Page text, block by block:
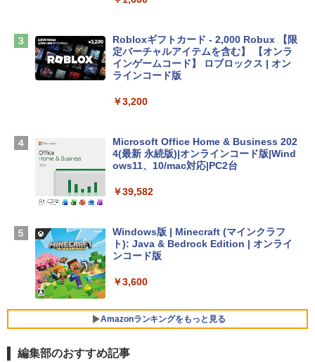
Apple 2026 MacBook Air M5チップ搭載
13インチノートブック：AIとApple Intell
igence、13.6インチLiquid Retinaディ
TB SSDストレージ、12MPセンターフレ
￥278,800
【Amazon.co.jp限定】 HP ノートパソコ
￥129,800
FMV ノートパソコン WE1-K3 (MS 365 P
VWK3E15W_AZ
Robloxギフトカード - 2,000 Robux 【限
定バーチャルアイテムを含む】 【オンラ
インゲームコード】 ロブロックス | オン
ラインコード版
￥3,200
Microsoft Office Home & Business 202
4(最新 永続版)|オンラインコード版|Wind
ows11、10/mac対応|PC2台
￥39,582
Windows版 | Minecraft (マインクラフ
ト): Java & Bedrock Edition | オンライ
ンコード版
￥3,600
Amazonランキングをもっと見る
編集部のおすすめ記事